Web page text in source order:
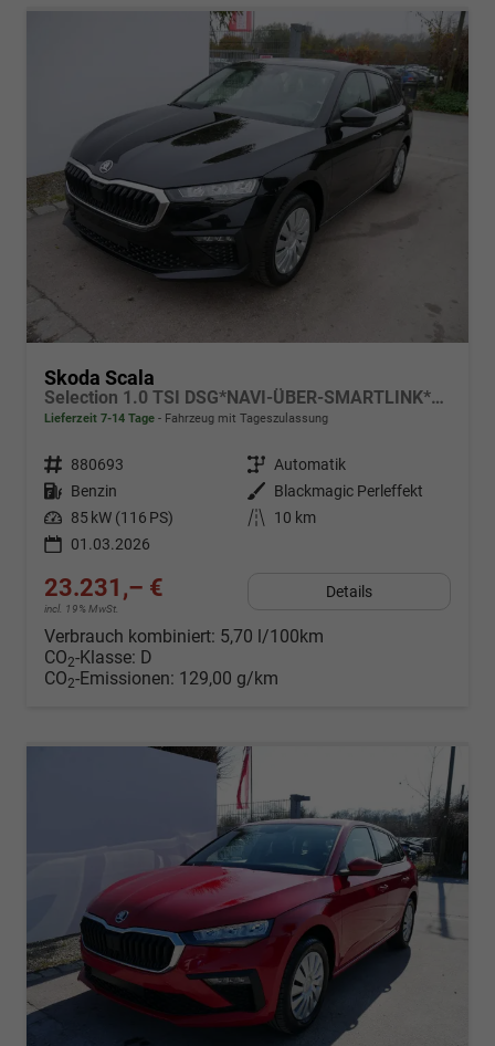
Skoda Scala
Selection 1.0 TSI DSG*NAVI-ÜBER-SMARTLINK*PDC-HI*LED*TEMPOMAT*SHZ*DAB*KLIMA
Lieferzeit 7-14 Tage Fahrzeug mit Tageszulassung
Fahrzeugnr. 880693 Getriebe Automatik
Kraftstoff Benzin Außenfarbe
Blackmagic Perleffekt
Leistung 85 kW (116 PS) Kilometerstand
10 km
01.03.2026
23.231,– €
incl. 19% MwSt.
Details
Verbrauch kombiniert: 5,70 l/100km
CO2-Klasse: D
CO2-Emissionen: 129,00 g/km